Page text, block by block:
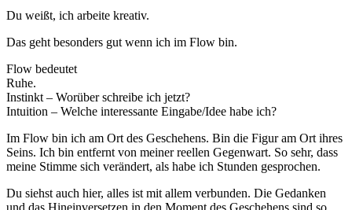
Du weißt, ich arbeite kreativ.
Das geht besonders gut wenn ich im Flow bin.
Flow bedeutet
Ruhe.
Instinkt – Worüber schreibe ich jetzt?
Intuition – Welche interessante Eingabe/Idee habe ich?
Im Flow bin ich am Ort des Geschehens. Bin die Figur am Ort ihres
Seins. Ich bin entfernt von meiner reellen Gegenwart. So sehr, dass
meine Stimme sich verändert, als habe ich Stunden gesprochen.
Du siehst auch hier, alles ist mit allem verbunden. Die Gedanken
und das Hineinversetzen in den Moment des Geschehens sind so